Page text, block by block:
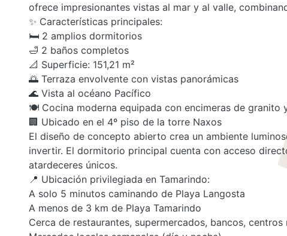
ofrece impresionantes vistas al mar y al valle,
✨ Características principales:
🛏️ 2 amplios dormitorios
🛁 2 baños completos
📐 Superficie: 151,21 m²
🌅 Terraza envolvente con vistas panorámicas
🌊 Vista al océano Pacífico
🍽️ Cocina moderna equipada con encimeras de
🏢 Ubicado en el 4º piso de la torre Naxos
El diseño de concepto abierto crea un ambiente
invertir. El dormitorio principal cuenta con acceso
atardeceres únicos.
📍 Ubicación privilegiada en Tamarindo:
A solo 5 minutos caminando de Playa Langosta
A menos de 3 km de Playa Tamarindo
Cerca de restaurantes, supermercados, bancos,